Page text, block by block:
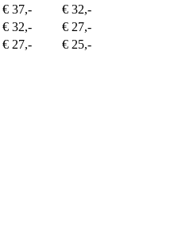
€ 37,-
€ 32,-
€ 32,-
€ 27,-
€ 27,-
€ 25,-